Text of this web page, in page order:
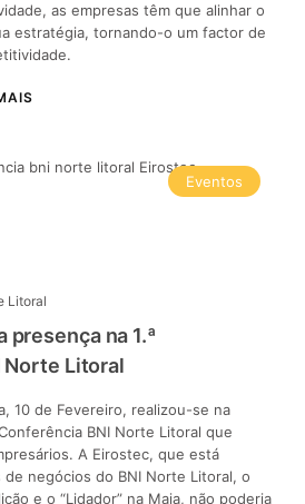
as empresas têm que alinhar o
estratégia, tornando-o um factor de
Eventos
Litoral
presença na 1.ª
Norte Litoral
10 de Fevereiro, realizou-se na
BNI Norte Litoral que
A Eirostec, que está
negócios do BNI Norte Litoral, o
e o “Lidador” na Maia, não poderia